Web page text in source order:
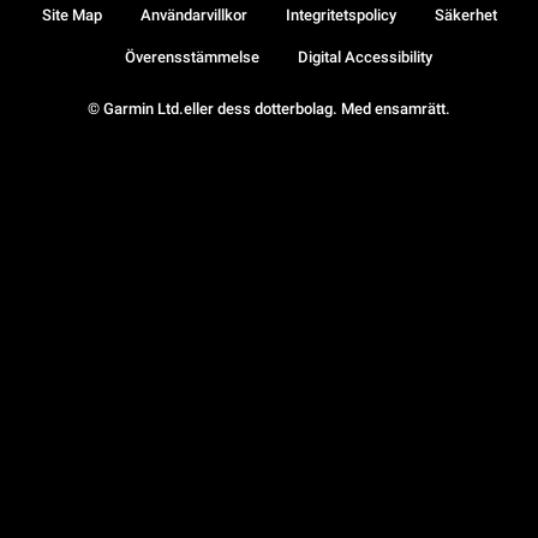
© Garmin Ltd.eller dess dotterbolag. Med ensamrätt.
Site Map Användarvillkor Integritetspolicy Säkerhet
Överensstämmelse Digital Accessibility